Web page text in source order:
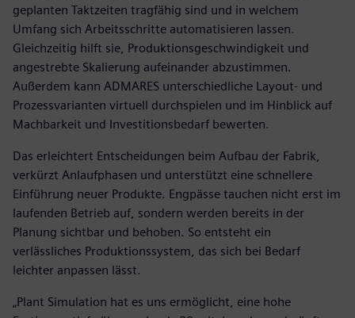
geplanten Taktzeiten tragfähig sind und in welchem
Umfang sich Arbeitsschritte automatisieren lassen.
Gleichzeitig hilft sie, Produktionsgeschwindigkeit und
angestrebte Skalierung aufeinander abzustimmen.
Außerdem kann ADMARES unterschiedliche Layout- und
Prozessvarianten virtuell durchspielen und im Hinblick auf
Machbarkeit und Investitionsbedarf bewerten.
Das erleichtert Entscheidungen beim Aufbau der Fabrik,
verkürzt Anlaufphasen und unterstützt eine schnellere
Einführung neuer Produkte. Engpässe tauchen nicht erst im
laufenden Betrieb auf, sondern werden bereits in der
Planung sichtbar und behoben. So entsteht ein
verlässliches Produktionssystem, das sich bei Bedarf
leichter anpassen lässt.
„Plant Simulation hat es uns ermöglicht, eine hohe